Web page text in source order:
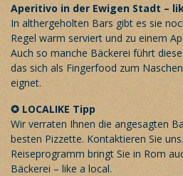
Aperitivo in der Ewigen Stadt –
In althergeholten Bars gibt es sie
Regel warm serviert und zu einem
Auch so manche Bäckerei führt
das sich als Fingerfood zum
eignet.
✪ LOCALIKE Tipp
Wir verraten Ihnen die angesagten
besten Pizzette. Kontaktieren Sie
Reiseprogramm bringt Sie in Rom
Bäckerei – like a local.